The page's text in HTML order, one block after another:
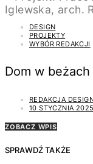
DESIGN
PROJEKTY
WYBÓR REDAKCJI
Dom w
REDAKCJA
10 STYCZNIA 2025
ZOBACZ WPIS
SPRAWDŹ TAKŻE